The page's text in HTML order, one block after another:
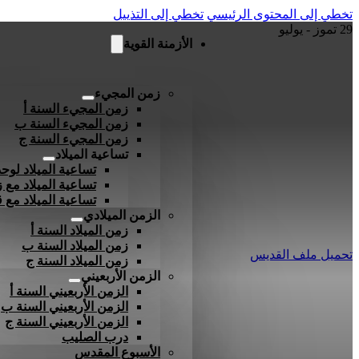
تخطي إلى المحتوى الرئيسي تخطي إلى التذييل
الأزمنة القوية
زمن المجيء
زمن المجيء السنة أ
زمن المجيء السنة ب
زمن المجيء السنة ج
تساعية الميلاد
تساعية الميلاد
تساعية الميلاد مع
تساعية الميلاد
الزمن الميلادي
زمن الميلاد السنة أ
زمن الميلاد السنة ب
زمن الميلاد السنة ج
الزمن الأربعيني
الزمن الأربعيني السنة أ
الزمن الأربعيني السنة ب
الزمن الأربعيني السنة ج
درب الصليب
الأسبوع المقدس
29 تموز - يوليو
تحميل ملف القديس